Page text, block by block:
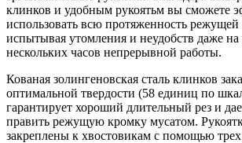
клинков и удобным рукоятьм вы сможете
использовать всю протяженность
испытывая утомления и неудобств даже
нескольких часов непрерывной работы.
Кованая золингеновская сталь клинков
оптимальной твердости (58 единиц по
гарантирует хороший длительный рез и
править режущую кромку мусатом.
закреплены к хвостовикам с помощью